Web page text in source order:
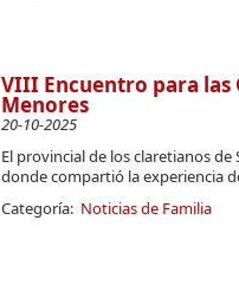
VIII Encuentro para
Menores
20-10-2025
El provincial de los claretianos
donde compartió la experiencia
Categoría: Noticias de Familia